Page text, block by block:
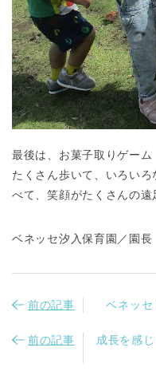
最後は、お菓子取りゲーム
たくさん歩いて、いろい
べて、笑顔がたくさんの遠
ベネッセ汐入保育園／園長
前の記事 ベネッセ
前の記事
成長を感